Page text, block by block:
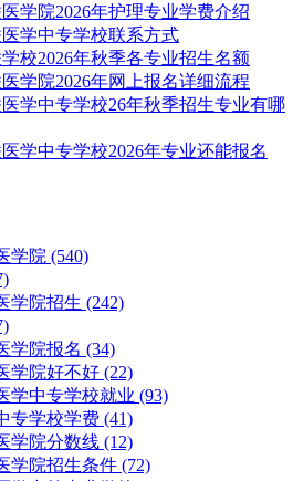
学院2026年护理专业学费介绍
学中专学校联系方式
校2026年秋季各专业招生名额
学院2026年网上报名详细流程
学中专学校26年秋季招生专业有哪
学中专学校2026年专业还能报名
学院 (540)
学院招生 (242)
学院报名 (34)
学院好不好 (22)
学中专学校就业 (93)
专学校学费 (41)
学院分数线 (12)
学院招生条件 (72)